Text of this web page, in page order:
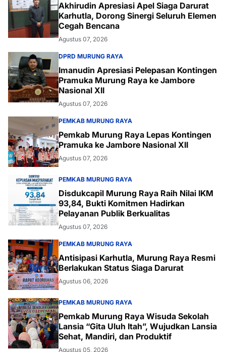
Akhirudin Apresiasi Apel Siaga Darurat
Karhutla, Dorong Sinergi Seluruh Elemen
Cegah Bencana
Agustus 07, 2026
DPRD MURUNG RAYA
Imanudin Apresiasi Pelepasan Kontingen
Pramuka Murung Raya ke Jambore
Nasional XII
Agustus 07, 2026
PEMKAB MURUNG RAYA
Pemkab Murung Raya Lepas Kontingen
Pramuka ke Jambore Nasional XII
Agustus 07, 2026
PEMKAB MURUNG RAYA
Disdukcapil Murung Raya Raih Nilai IKM
93,84, Bukti Komitmen Hadirkan
Pelayanan Publik Berkualitas
Agustus 07, 2026
PEMKAB MURUNG RAYA
Antisipasi Karhutla, Murung Raya Resmi
Berlakukan Status Siaga Darurat
Agustus 06, 2026
PEMKAB MURUNG RAYA
Pemkab Murung Raya Wisuda Sekolah
Lansia “Gita Uluh Itah”, Wujudkan Lansia
Sehat, Mandiri, dan Produktif
Agustus 05, 2026